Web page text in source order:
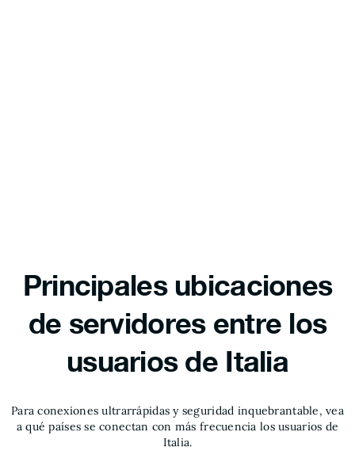
Principales ubicaciones
de servidores entre los
usuarios de Italia
Para conexiones ultrarrápidas y seguridad inquebrantable, vea
a qué países se conectan con más frecuencia los usuarios de
Italia.